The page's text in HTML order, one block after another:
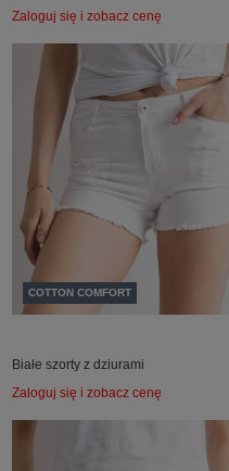
Zaloguj się i zobacz cenę
COTTON COMFORT
Białe szorty z dziurami
Zaloguj się i zobacz cenę